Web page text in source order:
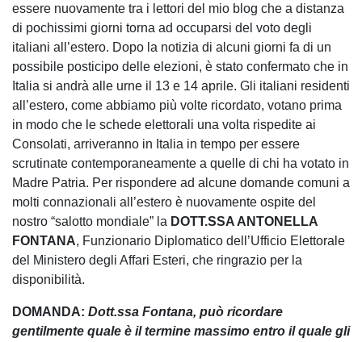
essere nuovamente tra i lettori del mio blog che a distanza
di pochissimi giorni torna ad occuparsi del voto degli
italiani all’estero. Dopo la notizia di alcuni giorni fa di un
possibile posticipo delle elezioni, è stato confermato che in
Italia si andrà alle urne il 13 e 14 aprile. Gli italiani residenti
all’estero, come abbiamo più volte ricordato, votano prima
in modo che le schede elettorali una volta rispedite ai
Consolati, arriveranno in Italia in tempo per essere
scrutinate contemporaneamente a quelle di chi ha votato in
Madre Patria. Per rispondere ad alcune domande comuni a
molti connazionali all’estero è nuovamente ospite del
nostro “salotto mondiale” la DOTT.SSA ANTONELLA
FONTANA, Funzionario Diplomatico dell’Ufficio Elettorale
del Ministero degli Affari Esteri, che ringrazio per la
disponibilità.
DOMANDA: Dott.ssa Fontana, può ricordare
gentilmente quale è il termine massimo entro il quale gli